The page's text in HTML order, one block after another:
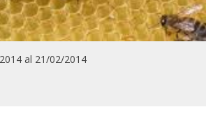
CAMPAGNA
al 21/02/2014